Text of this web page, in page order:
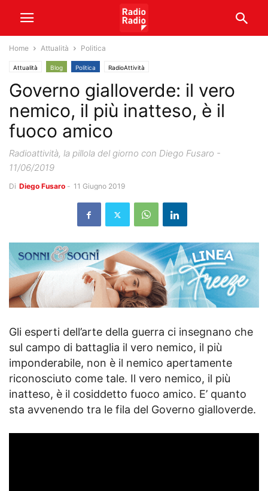
Home Attualità Politica
Attualità Blog Politica RadioAttività
Governo gialloverde: il vero
nemico, il più inatteso, è il
fuoco amico
Radioattività, la pillola del giorno con Diego Fusaro -
11/06/2019
Di Diego Fusaro - 11 Giugno 2019
Gli esperti dell’arte della guerra ci insegnano che
sul campo di battaglia il vero nemico, il più
imponderabile, non è il nemico apertamente
riconosciuto come tale. Il vero nemico, il più
inatteso, è il cosiddetto fuoco amico. E’ quanto
sta avvenendo tra le fila del Governo gialloverde.